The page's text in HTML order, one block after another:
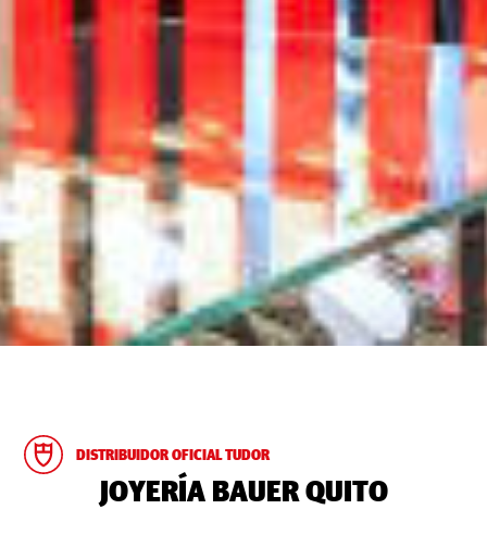
DISTRIBUIDOR OFICIAL TUDOR
‭JOYERÍA BAUER QUITO‬